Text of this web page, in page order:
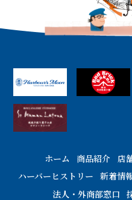
ホーム 商品紹介 店
ハーバーヒストリー 新着情
法人・外商部窓口